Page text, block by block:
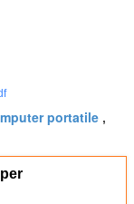
portatile ,